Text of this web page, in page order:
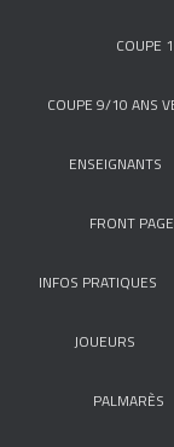
COUPE
COUPE 9/10 ANS
ENSEIGNANTS
FRONT PAGE
INFOS PRATIQUES
JOUEURS
PALMARÈS